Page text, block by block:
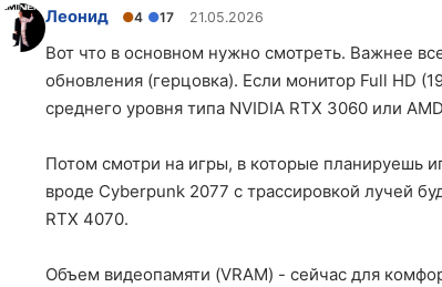
Леонид ●4 ●17 21.05.2026
Вот что в основном нужно смотреть. Важнее
обновления (герцовка). Если монитор Full HD
среднего уровня типа NVIDIA RTX 3060 или
Потом смотри на игры, в которые планируешь
вроде Cyberpunk 2077 с трассировкой лучей
RTX 4070.
Объем видеопамяти (VRAM) - сейчас для